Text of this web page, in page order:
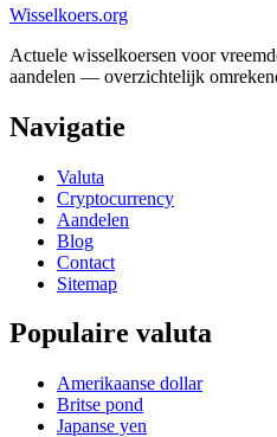
Wisselkoers.org
Actuele wisselkoersen voor
aandelen — overzichtelijk
Navigatie
Valuta
Cryptocurrency
Aandelen
Blog
Contact
Sitemap
Populaire valuta
Amerikaanse dollar
Britse pond
Japanse yen